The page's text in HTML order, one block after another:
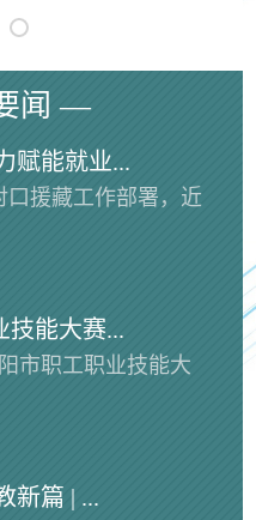
闻 —
赋能就业...
援藏工作部署，近
技能大赛...
市职工职业技能大
新篇 | ...